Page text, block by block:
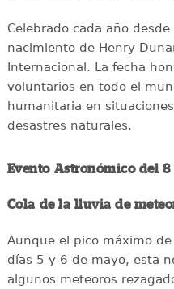
Celebrado cada año
nacimiento de Henry
Internacional. La fecha
voluntarios en todo el
humanitaria en
desastres naturales.
Evento Astronómico del 8
Cola de la lluvia de
Aunque el pico máximo
días 5 y 6 de mayo, esta
algunos meteoros